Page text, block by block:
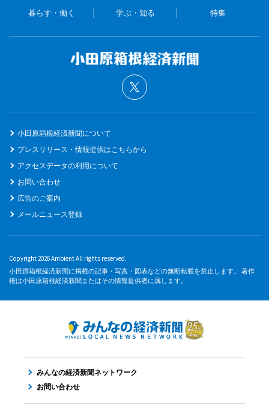
暮らす・働く 学ぶ・知る 特集
小田原箱根経済新聞について
プレスリリース・情報提供はこちらから
アクセスデータの利用について
お問い合わせ
広告のご案内
メールニュース登録
Copyright 2026 Ambient All rights reserved.
小田原箱根経済新聞に掲載の記事・写真・図表などの無断転載を禁止します。 著作
権は小田原箱根経済新聞またはその情報提供者に属します。
みんなの経済新聞ネットワーク
お問い合わせ